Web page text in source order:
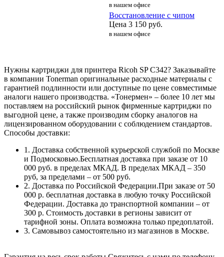
в нашем офисе
Восстановление с чипом
Цена 3 150 руб.
в нашем офисе
Нужны картриджи для принтера Ricoh SP C342? Заказывайте
в компании Tonerman оригинальные расходные материалы с
гарантией подлинности или доступные по цене совместимые
аналоги нашего производства. «Тонермен» – более 10 лет мы
поставляем на российский рынок фирменные картриджи по
выгодной цене, а также производим сборку аналогов на
лицензированном оборудовании с соблюдением стандартов.
Способы доставки:
1. Доставка собственной курьерской службой по Москве
и Подмосковью.Бесплатная доставка при заказе от 10
000 руб. в пределах МКАД. В пределах МКАД – 350
руб, за пределами – от 500 руб.
2. Доставка по Российской Федерации.При заказе от 50
000 р. бесплатная доставка в любую точку Российской
Федерации. Доставка до транспортной компании – от
300 р. Стоимость доставки в регионы зависит от
тарифной зоны. Оплата возможна только предоплатой.
3. Самовывоз самостоятельно из магазинов в Москве.